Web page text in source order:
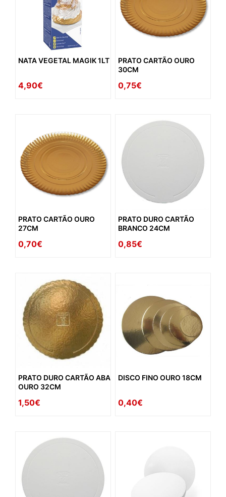
NATA VEGETAL MAGIK 1LT
4,90€
PRATO CARTÃO OURO
30CM
0,75€
PRATO CARTÃO OURO
27CM
0,70€
PRATO DURO CARTÃO
BRANCO 24CM
0,85€
PRATO DURO CARTÃO ABA
OURO 32CM
1,50€
DISCO FINO OURO 18CM
0,40€